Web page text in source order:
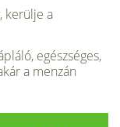
kerülje a
egészséges,
a menzán